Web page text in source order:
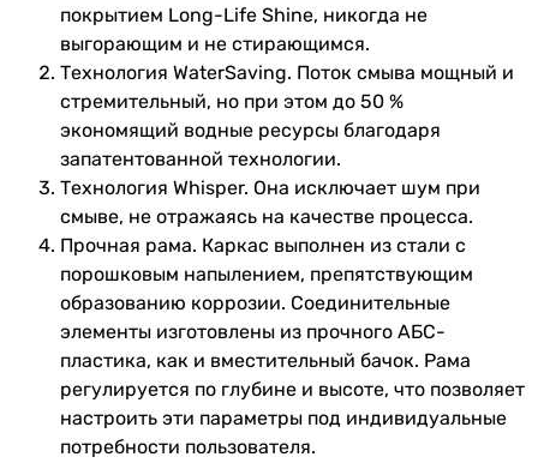
Глубина
инсталляции
165 мм
Гарантия
Гарантия 132 мес.
Увидели ошибку в описании или характеристиках?
Сообщите нам об этом!
Сообщить об ошибке
Характеристики, комплектация и фотографии Grohe Rapid SL
3 в 1 3884966Q (3884966KO533536) носят ознакомительный
характер и могут изменяться производителем без
уведомления. Магазин не несет ответственности за
изменения, внесенные производителем.
покрытием Long-Life Shine, никогда не
выгорающим и не стирающимся.
Технология WaterSaving. Поток смыва мощный и
стремительный, но при этом до 50 %
экономящий водные ресурсы благодаря
запатентованной технологии.
Технология Whisper. Она исключает шум при
смыве, не отражаясь на качестве процесса.
Прочная рама. Каркас выполнен из стали с
порошковым напылением, препятствующим
образованию коррозии. Соединительные
элементы изготовлены из прочного АБС-
пластика, как и вместительный бачок. Рама
регулируется по глубине и высоте, что позволяет
настроить эти параметры под индивидуальные
потребности пользователя.